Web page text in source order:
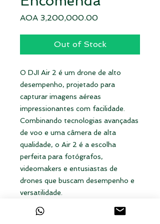
AOA 3,200,000.00Price
Out of Stock
O DJI Air 2 é um drone de alto
desempenho, projetado para
capturar imagens aéreas
impressionantes com facilidade.
Combinando tecnologias avançadas
de voo e uma câmera de alta
qualidade, o Air 2 é a escolha
perfeita para fotógrafos,
videomakers e entusiastas de
drones que buscam desempenho e
versatilidade.